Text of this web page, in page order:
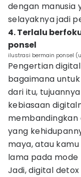
dengan manusia
selayaknya jadi
4. Terlalu
ponsel
ilustrasi bermain ponsel
Pengertian
bagaimana
dari itu,
kebiasaan
yang
maya, atau
lama pada mode
Jadi, digital